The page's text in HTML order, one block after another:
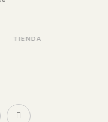
TIENDA